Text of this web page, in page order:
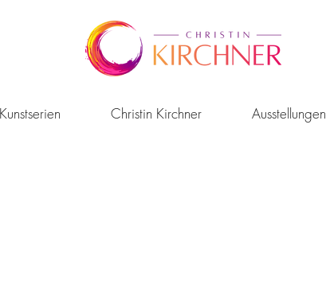
Kunstserien Christin Kirchner Ausstellungen